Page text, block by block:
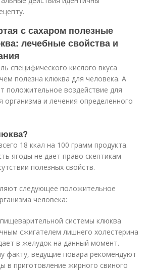
с сахаром полезные
лечебные свойства и
специфического кислого вкуса
полезна клюква для человека. А
положительное воздействие для
организма и лечения определенного
18 ккал на 100 грамм продукта.
ягоды не дает право скептикам
полезных свойств.
следующее положительное
человека:
системы клюква
сжигателем лишнего холестерина
в желудок на данный момент.
факту, ведущие повара рекомендуют
в приготовление жирного свиного